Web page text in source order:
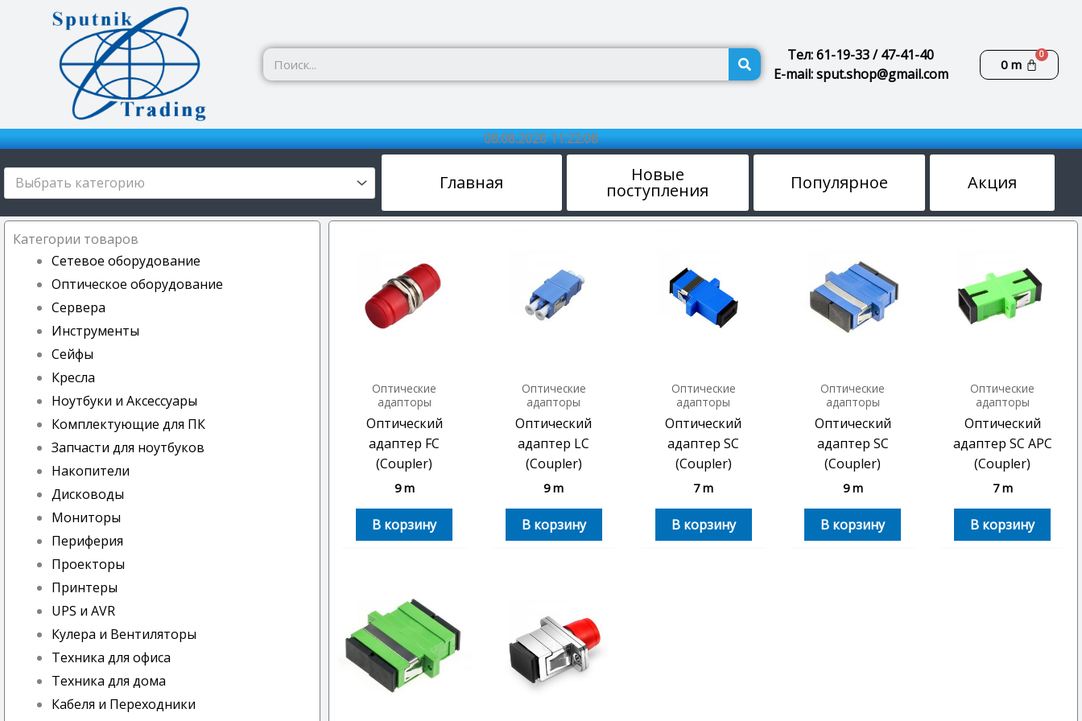
Перейти
содержимому
ПоискТел: 61-19-33 / 47-41-40
E-mail: sput.shop@gmail.com
0m
08.08.2026 11:22:09
Выбрать категорию Главная Новые
поступления Популярное Акция
Категории товаров
Сетевое оборудование
Оптическое оборудование
Сервера
Инструменты
Сейфы
Кресла
Ноутбуки и Аксессуары
Комплектующие для ПК
Запчасти для ноутбуков
Накопители
Дисководы
Мониторы
Периферия
Проекторы
Принтеры
UPS и AVR
Кулера и Вентиляторы
Техника для офиса
Техника для дома
Кабеля и Переходники
Оптические
адапторы
Оптический
адаптер FC
(Coupler)
9m
В корзину
Оптические
адапторы
Оптический
адаптер LC
(Coupler)
9m
В корзину
Оптические
адапторы
Оптический
адаптер SC
(Coupler)
7m
В корзину
Оптические
адапторы
Оптический
адаптер SC
(Coupler)
9m
В корзину
Оптические
адапторы
Оптический
адаптер SC APC
(Coupler)
7m
В корзину